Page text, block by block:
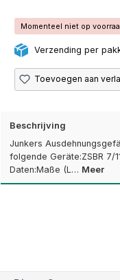
Momenteel niet op
Verzending per
Toevoegen aan
Beschrijving
Junkers
folgende Geräte:ZSBR 7/
Daten:Maße (L… Meer